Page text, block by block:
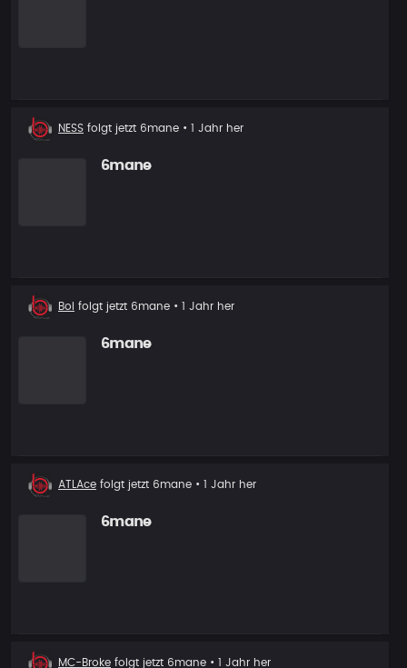
Neuer
NESS folgt jetzt 6mane • 1 Jahr her
6mane
Neuer
Follower
Bol folgt jetzt 6mane • 1 Jahr her
6mane
Neuer
ATLAce folgt jetzt 6mane • 1 Jahr her
6mane
Neuer
MC-Broke folgt jetzt 6mane • 1 Jahr her